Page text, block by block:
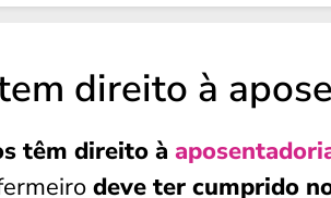
direito à
têm direito à
deve ter cumprido